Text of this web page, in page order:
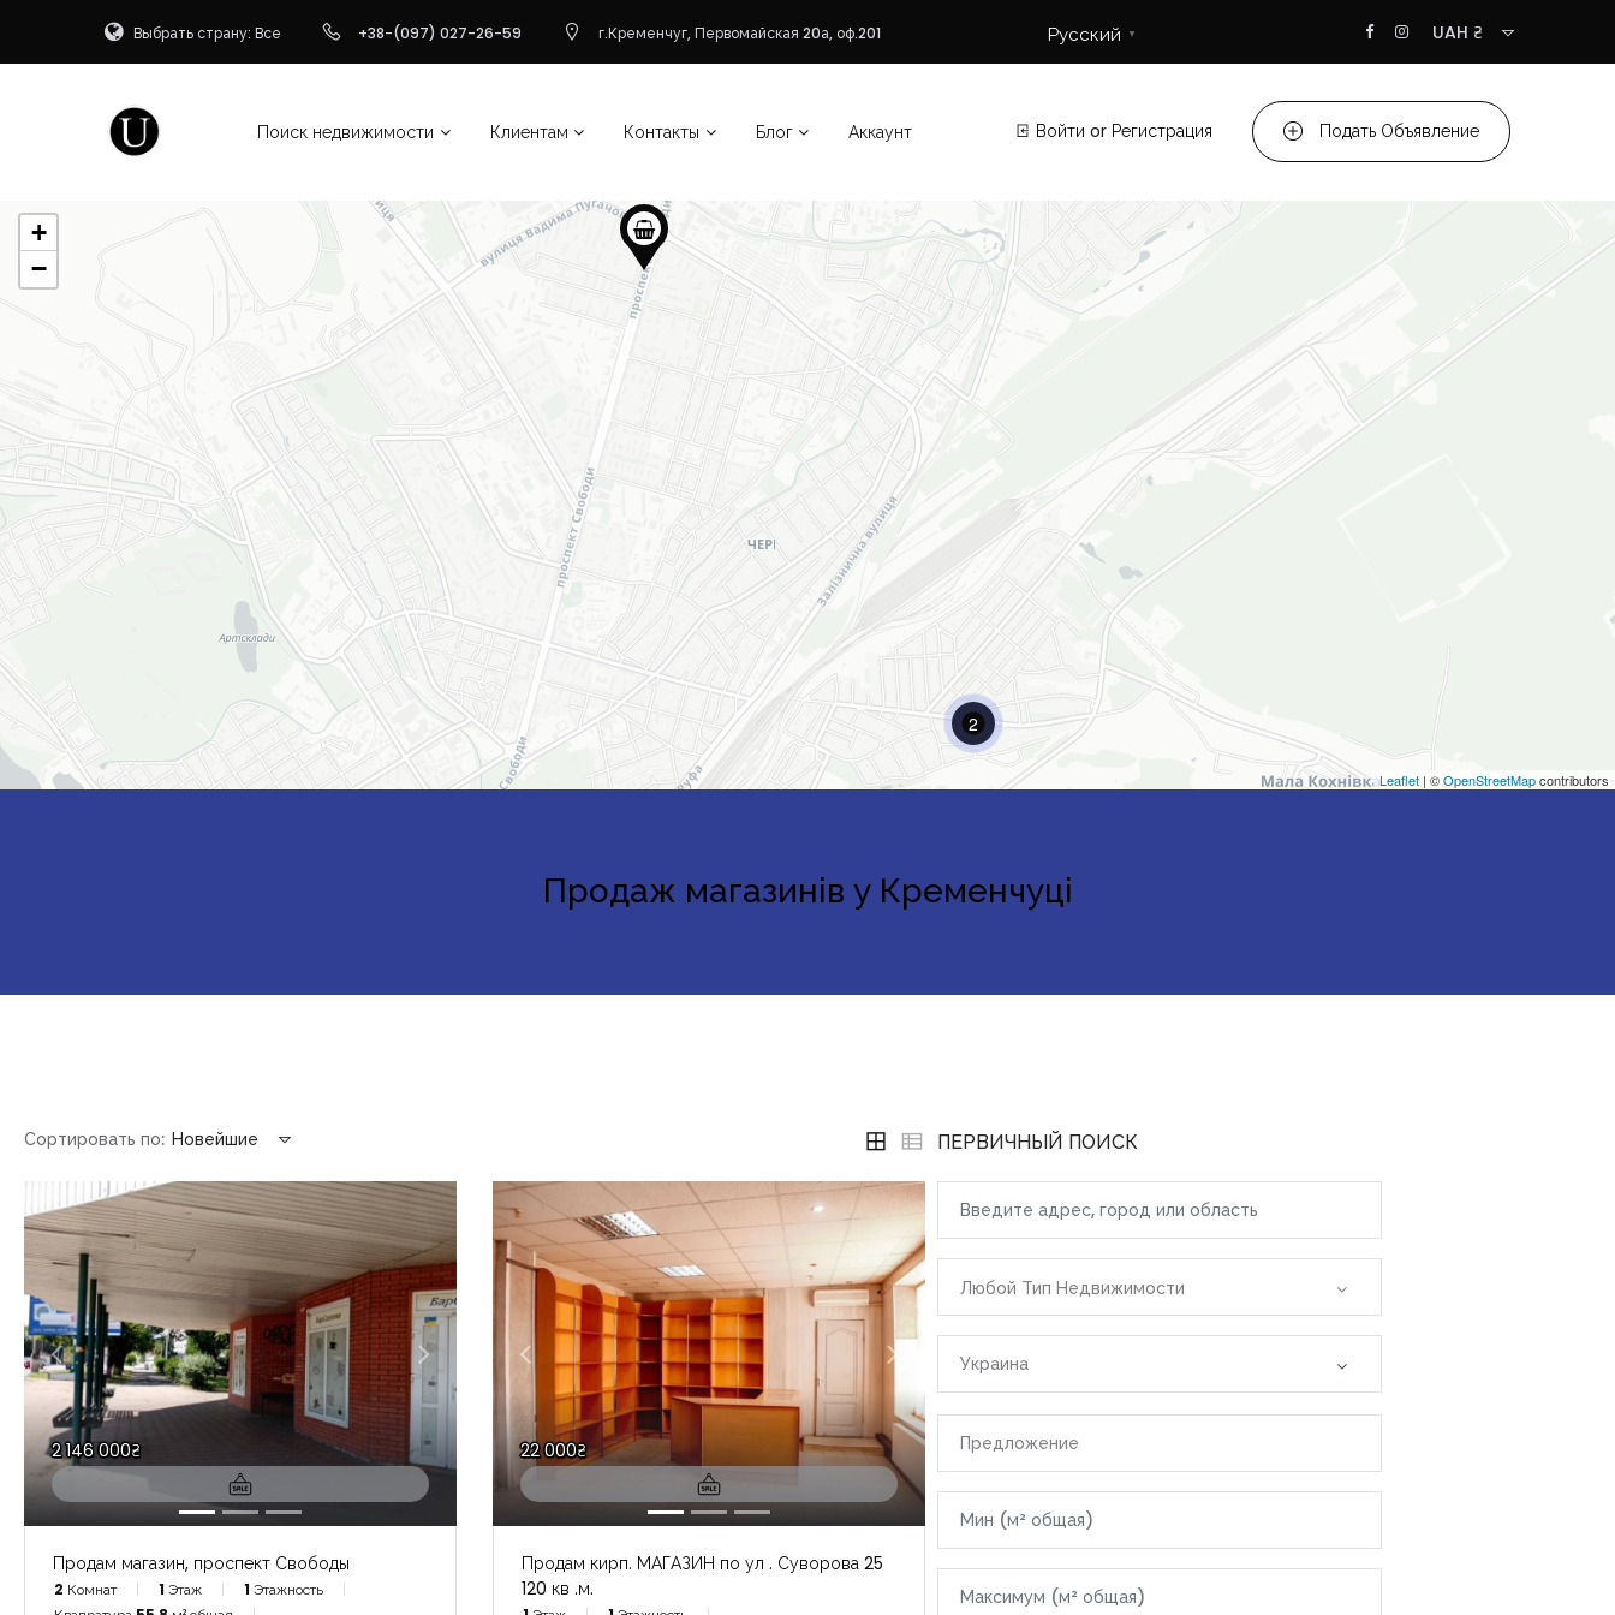
Выбрать страну: Все +38-(097) 027-26-59 г.Кременчуг, Первомайская 20а, оф.201 Русский ▼ UAH ₴
Поиск недвижимости Клиентам Контакты Блог Аккаунт Войти or Регистрация Подать Объявление
2
+
−
Leaflet | ©OpenStreetMapcontributors
Продаж магазинів у Кременчуці
Сортировать по: Новейшие
2 146 000₴
Продам магазин, проспект Свободы
2 Комнат 1 Этаж 1 Этажность
22 000₴
Продам кирп. МАГАЗИН по ул . Суворова 25
120 кв .м.
ПЕРВИЧНЫЙ ПОИСК
Любой Тип Недвижимости
Украина
|-Болгария
|-Бургасская область
Предложение